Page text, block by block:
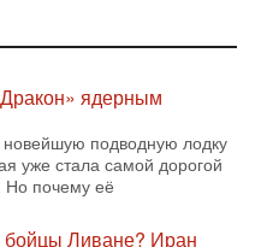
Что произойдет с
арабский список
ядерным
подводную лодку
уже стала самой дорогой
почему её
бойцы Ливане? Иран